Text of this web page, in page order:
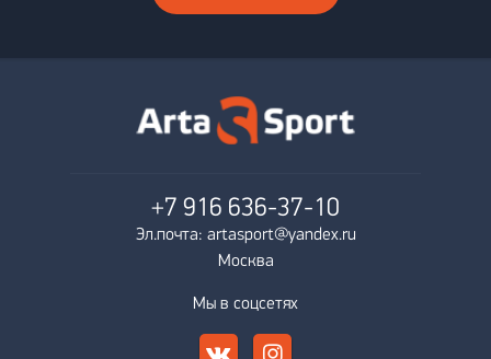
+7 916 636-37-10
Эл.почта: artasport@yandex.ru
Москва
Мы в соцсетях